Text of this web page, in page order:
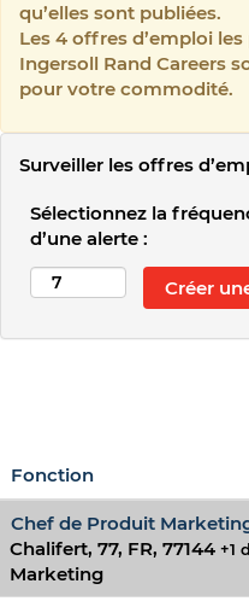
qu’elles sont publiées.
Les 4 offres d’emploi
Ingersoll Rand Careers
pour votre commodité.
Surveiller les offres
Sélectionnez la
d’une alerte :
Fonction
Chef de Produit
Chalifert, 77, FR, 77144 +1
Marketing